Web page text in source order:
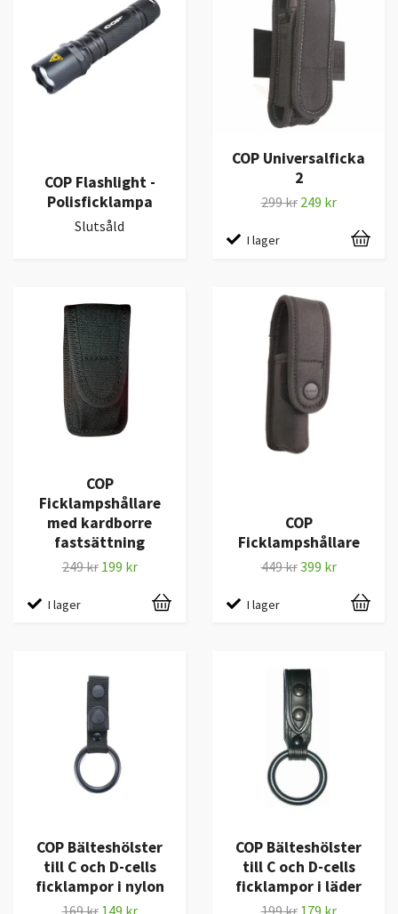
COP Flashlight -
Polisficklampa
Slutsåld
COP Universalficka
2
299 kr 249 kr
I lager
COP
Ficklampshållare
med kardborre
fastsättning
249 kr 199 kr
I lager
COP
Ficklampshållare
449 kr399 kr
I lager
COP Bälteshölster
till C och D-cells
ficklampor i nylon
169 kr 149 kr
COP Bälteshölster
till C och D-cells
ficklampor i läder
199 kr 179 kr